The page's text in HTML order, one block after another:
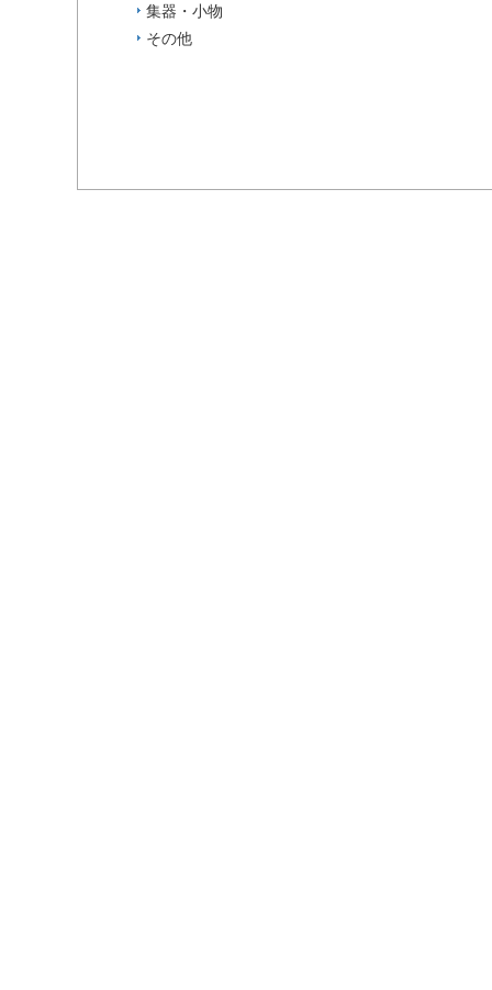
集器・小物
その他